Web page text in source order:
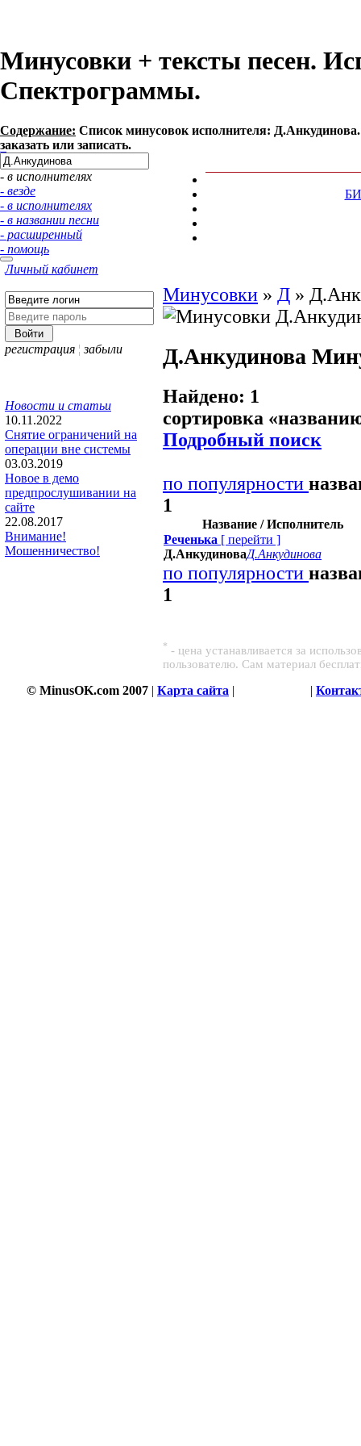
Минусовки + тексты песен.
Спектрограммы.
Содержание: Список минусовок исполнителя:
заказать или записать.
- в исполнителях
- везде
- в исполнителях
- в названии песни
- расширенный
- помощь
Личный кабинет
регистрация ¦ забыли
Новости и статьи
10.11.2022
Снятие ограничений на
операции вне системы
03.03.2019
Новое в демо
предпрослушивании на
сайте
22.08.2017
Внимание!
Мошенничество!
Минусовки » Д »
Д.Анкудинова
Найдено: 1
сортировка «
Подробный поиск
по популярности
1
Название / Исполнитель
Реченька [ перейти ]
Д.АнкудиноваД.Анкудинова
по популярности
1
* - цена устанавливается за
пользователю. Сам материал
© MinusOK.com 2007 | Карта сайта | |